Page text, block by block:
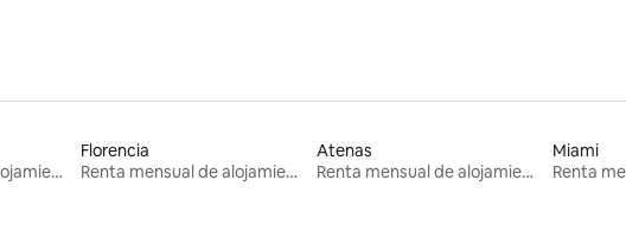
Renta mensual de alojamientos
Florencia
Renta mensual de alojamientos
Atenas
Renta mensual de alojamientos
Miami